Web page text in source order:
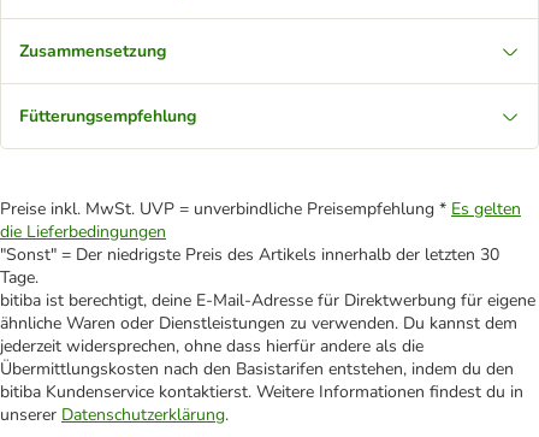
Zusammensetzung
Fütterungsempfehlung
Preise inkl. MwSt. UVP = unverbindliche Preisempfehlung * Es gelten
die Lieferbedingungen
"Sonst" = Der niedrigste Preis des Artikels innerhalb der letzten 30
Tage.
bitiba ist berechtigt, deine E-Mail-Adresse für Direktwerbung für eigene
ähnliche Waren oder Dienstleistungen zu verwenden. Du kannst dem
jederzeit widersprechen, ohne dass hierfür andere als die
Übermittlungskosten nach den Basistarifen entstehen, indem du den
bitiba Kundenservice kontaktierst. Weitere Informationen findest du in
unserer Datenschutzerklärung.